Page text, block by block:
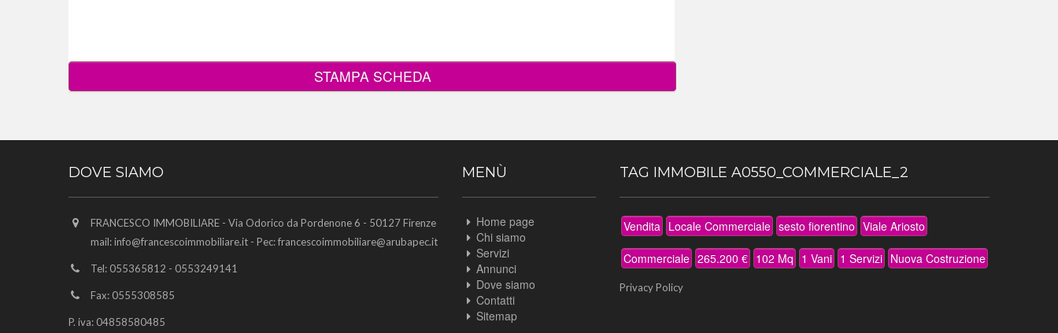
STAMPA SCHEDA
DOVE SIAMO
FRANCESCO IMMOBILIARE - Via Odorico da Pordenone 6 - 50127 Firenze
mail:info@francescoimmobiliare.it- Pec:francescoimmobiliare@arubapec.it
Tel: 055365812 - 0553249141
Fax: 0555308585
P. iva: 04858580485
MENÙ
Home page
Chi siamo
Servizi
Annunci
Dove siamo
Contatti
Sitemap
TAG IMMOBILE A0550_COMMERCIALE_2
Vendita Locale Commerciale sesto fiorentino Viale Ariosto
Commerciale 265.200 € 102 Mq 1 Vani 1 Servizi Nuova Costruzione
Privacy Policy